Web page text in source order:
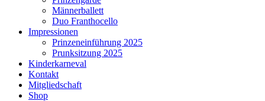
Männerballett
Duo Franthocello
Impressionen
Prinzeneinführung 2025
Prunksitzung 2025
Kinderkarneval
Kontakt
Mitgliedschaft
Shop